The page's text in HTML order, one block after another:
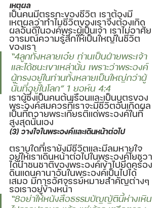
เหตุผล
เป็นคนมีตรรกะของชีวิต เราต้องมี
เหตุผลว่าทำไมชีวิตของเราจึงต้องเกิด
ผลอันดีในองค์พระผู้เป็นเจ้า เราไม่อาศัย
อารมณ์ความรู้สึกให้เป็นใหญ่ในชีวิต
ของเรา
“4ลูกทั้งหลายเอ๋ย ท่านเป็นฝ่ายพระเจ้า
และได้ชนะเขาเหล่านั้น เพราะว่าพระองค์
ผู้ทรงอยู่ในท่านทั้งหลายเป็นใหญ่กว่าผู้
นั้นที่อยู่ในโลก” 1 ยอห์น 4:4
เราผู้ซึ่งเป็นคนต้นเรือนและเป็นบุตรของ
พระองค์สมควรที่เราจะมีชีวิตอันเกิดผล
เป็นที่ถวายพระเกียรติแด่พระองค์ในที่
สูงสุดนั่นเอง
(3) วางใจในพระองค์และเดินหน้าต่อไป
ตราบใดที่เรายังมีชีวิตและมีลมหายใจ
อยู่ให้เราเดินหน้าต่อไปในพระองค์โยชูวา
ได้นำชนชาติของพระองค์เข้าไปยึดครอง
ดินแดนคานาอันในพระองค์เป็นไปได้
เสมอ มีการอัศจรรย์หมายสำคัญต่างๆ
รอเราอยู่ข้างหน้า
“8อย่าให้หนังสือธรรมบัญญัตินี้ห่างเหิน